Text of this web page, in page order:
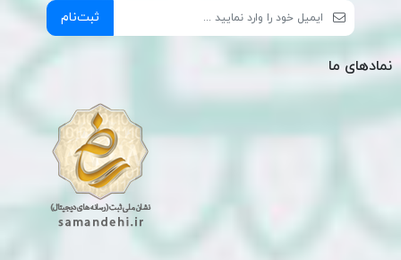
ثبت‌نام
نمادهای ما